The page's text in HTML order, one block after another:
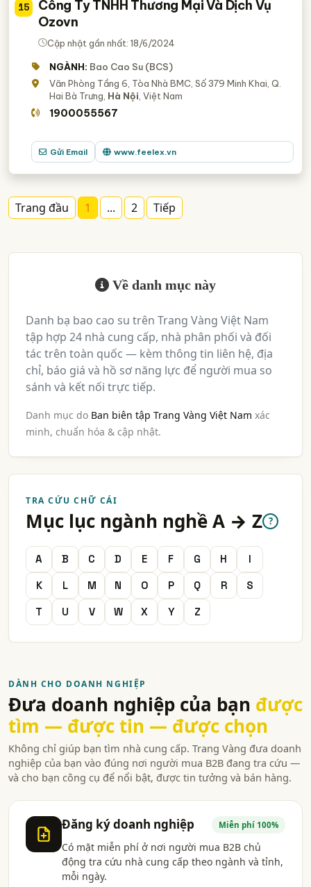
15
Công Ty TNHH Thương Mại Và Dịch Vụ
Ozovn
Cập nhật gần nhất: 18/6/2024
NGÀNH: Bao Cao Su (BCS)
Văn Phòng Tầng 6, Tòa Nhà BMC, Số 379 Minh Khai, Q.
Hai Bà Trưng, Hà Nội , Việt Nam
1900055567
Gửi Email www.feelex.vn
Trang đầu 1 ... 2 Tiếp
Về danh mục này
Danh bạ bao cao su trên Trang Vàng Việt Nam
tập hợp 24 nhà cung cấp, nhà phân phối và đối
tác trên toàn quốc — kèm thông tin liên hệ, địa
chỉ, báo giá và hồ sơ năng lực để người mua so
sánh và kết nối trực tiếp.
Danh mục do Ban biên tập Trang Vàng Việt Nam xác
minh, chuẩn hóa & cập nhật.
TRA CỨU CHỮ CÁI
Mục lục ngành nghề A → Z ?
A B C D E F G H
I
K
L M N O P Q R
S
T
U V W X Y Z
DÀNH CHO DOANH NGHIỆP
Đưa doanh nghiệp của bạn được
tìm — được tin — được chọn
Không chỉ giúp bạn tìm nhà cung cấp. Trang Vàng đưa doanh
nghiệp của bạn vào đúng nơi người mua B2B đang tra cứu —
và cho bạn công cụ để nổi bật, được tin tưởng và bán hàng.
Đăng ký doanh nghiệp Miễn phí 100%
Có mặt miễn phí ở nơi người mua B2B chủ
động tra cứu nhà cung cấp theo ngành và tỉnh,
mỗi ngày.